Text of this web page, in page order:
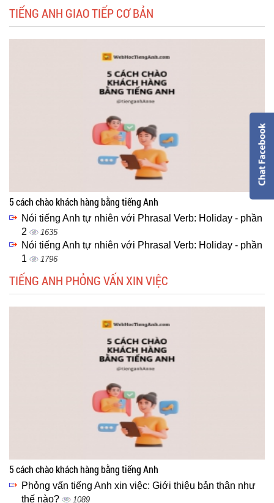
TIẾNG ANH GIAO TIẾP CƠ BẢN
5 cách chào khách hàng bằng tiếng Anh
Nói tiếng Anh tự nhiên với Phrasal Verb: Holiday - phần
2
1635
Nói tiếng Anh tự nhiên với Phrasal Verb: Holiday - phần
1
1796
TIẾNG ANH PHỎNG VẤN XIN VIỆC
5 cách chào khách hàng bằng tiếng Anh
Phỏng vấn tiếng Anh xin việc: Giới thiệu bản thân như
thế nào?
1089